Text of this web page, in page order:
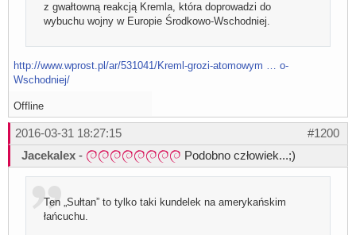
z gwałtowną reakcją Kremla, która doprowadzi do
wybuchu wojny w Europie Środkowo-Wschodniej.
http://www.wprost.pl/ar/531041/Kreml-grozi-atomowym … o-
Wschodniej/
Offline
#1200
2016-03-31 18:27:15
Jacekalex - Podobno człowiek...;)
Ten „Sułtan” to tylko taki kundelek na amerykańskim
łańcuchu.